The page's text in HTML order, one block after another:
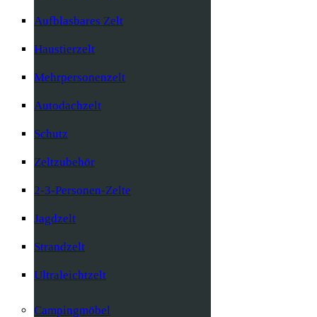
Aufblasbares Zelt
Haustierzelt
Mehrpersonenzelt
Autodachzelt
Schutz
Zeltzubehör
2-3-Personen-Zelte
Jagdzelt
Strandzelt
Ultraleichtzelt
Campingmöbel